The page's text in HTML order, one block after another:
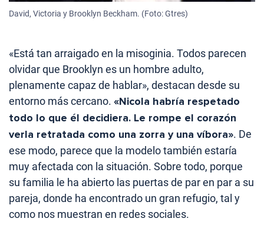
David, Victoria y Brooklyn Beckham. (Foto: Gtres)
«Está tan arraigado en la misoginia. Todos parecen
olvidar que Brooklyn es un hombre adulto,
plenamente capaz de hablar», destacan desde su
entorno más cercano. «Nicola habría respetado
todo lo que él decidiera. Le rompe el corazón
verla retratada como una zorra y una víbora». De
ese modo, parece que la modelo también estaría
muy afectada con la situación. Sobre todo, porque
su familia le ha abierto las puertas de par en par a su
pareja, donde ha encontrado un gran refugio, tal y
como nos muestran en redes sociales.